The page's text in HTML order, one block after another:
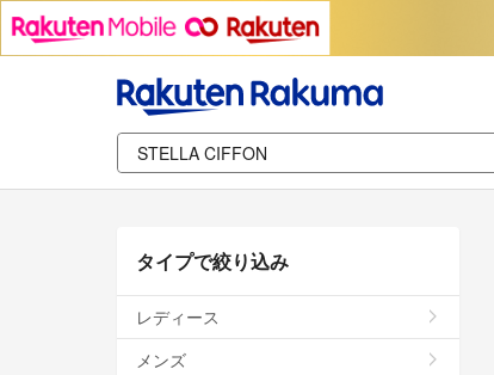
タイプで絞り込み
レディース
メンズ